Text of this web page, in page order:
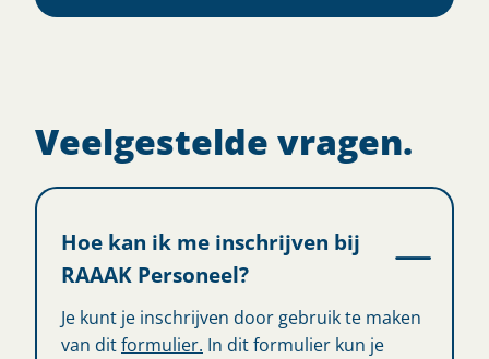
Veelgestelde vragen.
Hoe kan ik me inschrijven bij
RAAAK Personeel?
Je kunt je inschrijven door gebruik te maken
van ditformulier. In dit formulier kun je